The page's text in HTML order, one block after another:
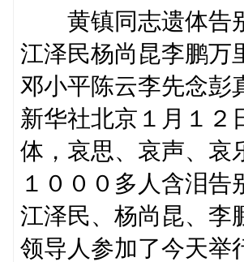
黄镇同志遗体告
江泽民杨尚昆李鹏万
邓小平陈云李先念彭
新华社北京１月１２
体，哀思、哀声、哀
１０００多人含泪告
江泽民、杨尚昆、李
领导人参加了今天举